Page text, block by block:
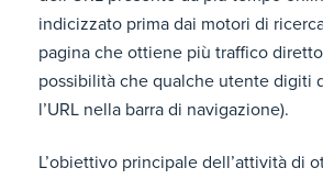
indicizzato prima dai motori di
pagina che ottiene più traffico
possibilità che qualche utente digiti
l’URL nella barra di navigazione).
L’obiettivo principale dell’attività di